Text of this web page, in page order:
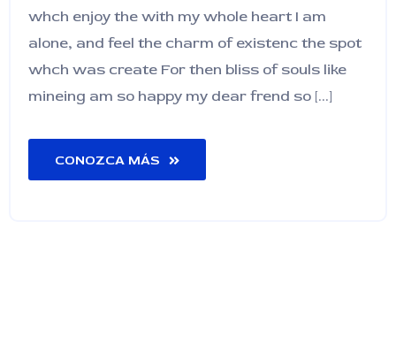
whch enjoy the with my whole heart I am
alone, and feel the charm of existenc the spot
whch was create For then bliss of souls like
mineing am so happy my dear frend so [...]
CONOZCA MÁS